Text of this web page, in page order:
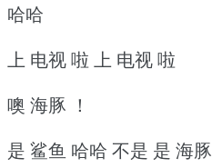
哈哈
上 电视 啦 上 电视 啦
噢 海豚 ！
是 鲨鱼 哈哈 不是 是 海豚